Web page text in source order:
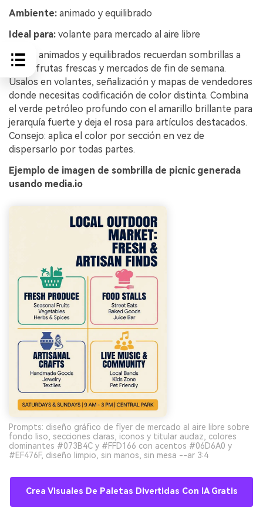
Ambiente: animado y equilibrado
Ideal para: volante para mercado al aire libre
Tonos animados y equilibrados recuerdan sombrillas a
rayas, frutas frescas y mercados de fin de semana.
Úsalos en volantes, señalización y mapas de vendedores
donde necesitas codificación de color distinta. Combina
el verde petróleo profundo con el amarillo brillante para
jerarquía fuerte y deja el rosa para artículos destacados.
Consejo: aplica el color por sección en vez de
dispersarlo por todas partes.
Ejemplo de imagen de sombrilla de picnic generada
usando media.io
Prompts: diseño gráfico de flyer de mercado al aire libre sobre
fondo liso, secciones claras, iconos y titular audaz, colores
dominantes #073B4C y #FFD166 con acentos #06D6A0 y
#EF476F, diseño limpio, sin manos, sin mesa --ar 3:4
Crea Visuales De Paletas Divertidas Con IA Gratis